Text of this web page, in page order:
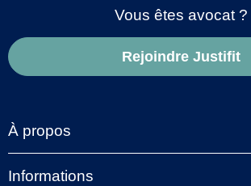
Vous êtes avocat ?
Rejoindre Justifit
À propos
Informations